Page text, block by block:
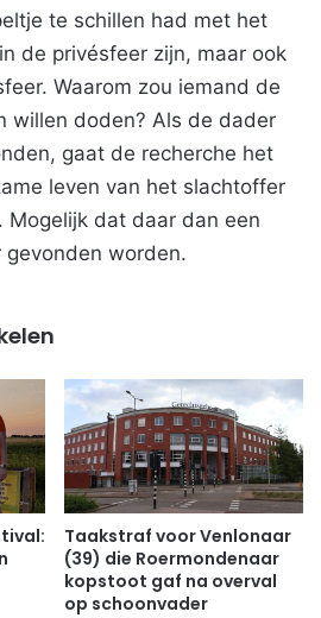
te schillen had met het
de privésfeer zijn, maar ook
Waarom zou iemand de
willen doden? Als de dader
gaat de recherche het
leven van het slachtoffer
Mogelijk dat daar dan een
worden.
Taakstraf voor Venlonaar
(39) die Roermondenaar
kopstoot gaf na overval
op schoonvader